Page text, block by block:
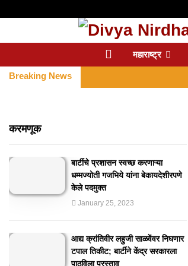
महाराष्ट्र
Breaking News
करमणूक
बार्टीचे प्रशासन स्वच्छ करणाऱ्या
धम्मज्योती गजभिये यांना बेकायदेशीरपणे
केले पदमुक्त
January 25, 2023
आद्य क्रांतिवीर लहुजी साळवेंवर निघणार
टपाल तिकीट; बार्टीने केंद्र सरकारला
पाठविला प्रस्ताव